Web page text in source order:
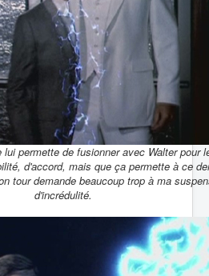
permette de fusionner avec Walter pour
d'accord, mais que ça permette à ce
tour demande beaucoup trop à ma
d'incrédulité.